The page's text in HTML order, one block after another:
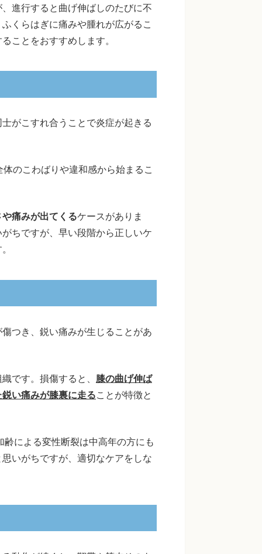
進行すると曲げ伸ばしのたびに不
くらはぎに痛みや腫れが広がるこ
ことをおすすめします。
がこすれ合うことで炎症が起きる
のこわばりや違和感から始まるこ
痛みが出てくるケースがありま
ちですが、早い段階から正しいケ
つき、鋭い痛みが生じることがあ
です。損傷すると、 膝の曲げ伸ば
い痛みが膝裏に走ることが特徴と
による変性断裂は中高年の方にも
いがちですが、適切なケアをしな